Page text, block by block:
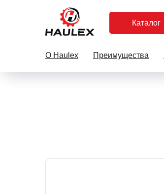
Каталог
О Haulex Преимущества